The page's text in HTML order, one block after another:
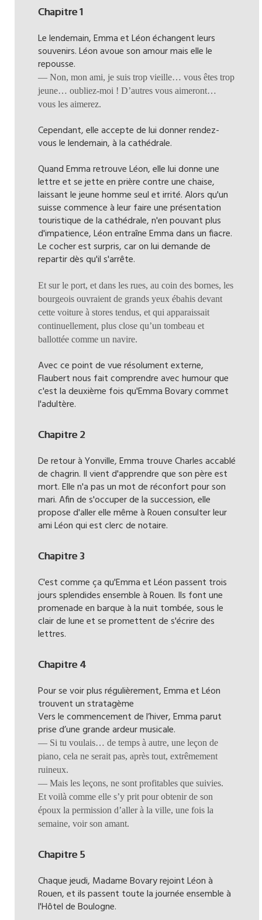
Chapitre 1
Le lendemain, Emma et Léon échangent leurs
souvenirs. Léon avoue son amour mais elle le
repousse.
— Non, mon ami, je suis trop vieille… vous êtes trop
jeune… oubliez-moi ! D’autres vous aimeront…
vous les aimerez.
Cependant, elle accepte de lui donner rendez-
vous le lendemain, à la cathédrale.
Quand Emma retrouve Léon, elle lui donne une
lettre et se jette en prière contre une chaise,
laissant le jeune homme seul et irrité. Alors qu'un
suisse commence à leur faire une présentation
touristique de la cathédrale, n'en pouvant plus
d'impatience, Léon entraîne Emma dans un fiacre.
Le cocher est surpris, car on lui demande de
repartir dès qu'il s'arrête.
Et sur le port, et dans les rues, au coin des bornes, les
bourgeois ouvraient de grands yeux ébahis devant
cette voiture à stores tendus, et qui apparaissait
continuellement, plus close qu’un tombeau et
ballottée comme un navire.
Avec ce point de vue résolument externe,
Flaubert nous fait comprendre avec humour que
c'est la deuxième fois qu'Emma Bovary commet
l'adultère.
Chapitre 2
De retour à Yonville, Emma trouve Charles accablé
de chagrin. Il vient d'apprendre que son père est
mort. Elle n'a pas un mot de réconfort pour son
mari. Afin de s'occuper de la succession, elle
propose d'aller elle même à Rouen consulter leur
ami Léon qui est clerc de notaire.
Chapitre 3
C'est comme ça qu'Emma et Léon passent trois
jours splendides ensemble à Rouen. Ils font une
promenade en barque à la nuit tombée, sous le
clair de lune et se promettent de s'écrire des
lettres.
Chapitre 4
Pour se voir plus régulièrement, Emma et Léon
trouvent un stratagème
Vers le commencement de l’hiver, Emma parut
prise d’une grande ardeur musicale.
— Si tu voulais… de temps à autre, une leçon de
piano, cela ne serait pas, après tout, extrêmement
ruineux.
— Mais les leçons, ne sont profitables que suivies.
Et voilà comme elle s’y prit pour obtenir de son
époux la permission d’aller à la ville, une fois la
semaine, voir son amant.
Chapitre 5
Chaque jeudi, Madame Bovary rejoint Léon à
Rouen, et ils passent toute la journée ensemble à
l'Hôtel de Boulogne.